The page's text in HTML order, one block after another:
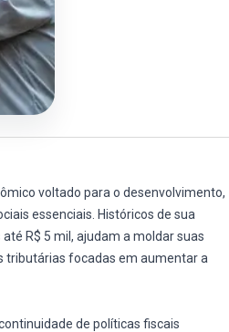
voltado para o desenvolvimento,
essenciais. Históricos de sua
R$ 5 mil, ajudam a moldar suas
tributárias focadas em aumentar a
de políticas fiscais